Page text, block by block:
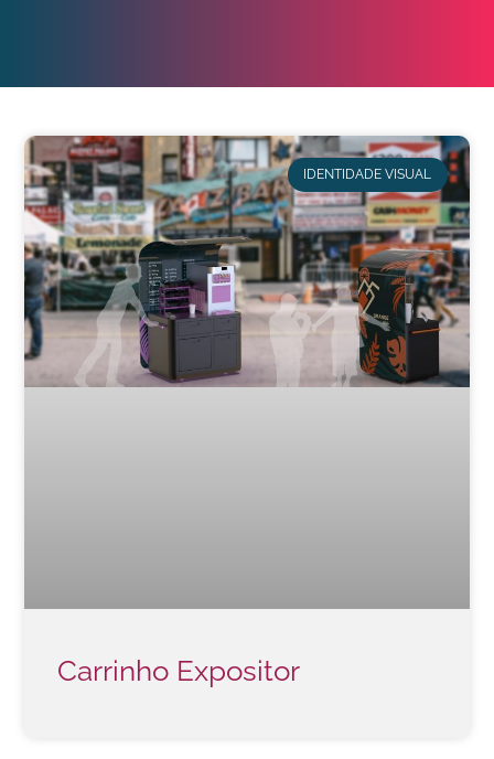
IDENTIDADE VISUAL
Carrinho Expositor